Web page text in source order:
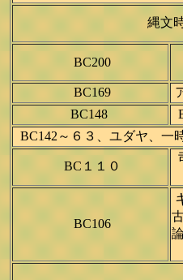
縄文
BC200
BC169
BC148
BC142～６３、ユダヤ、一
BC１１０
BC106